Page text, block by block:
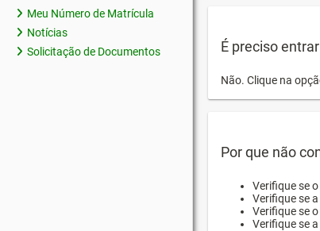
Meu Número de Matrícula
Notícias
Solicitação de Documentos
É preciso
Não. Clique na
Por que não
Verifique se
Verifique se
Verifique se
Verifique se